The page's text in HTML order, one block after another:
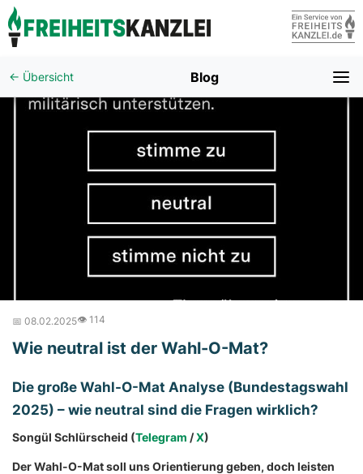
← Übersicht Blog
📅 08.02.2025👁️ 114
Wie neutral ist der Wahl-O-Mat?
Die große Wahl-O-Mat Analyse (Bundestagswahl
2025) – wie neutral sind die Fragen wirklich?
Songül Schlürscheid (Telegram /X)
Der Wahl-O-Mat soll uns Orientierung geben, doch leisten